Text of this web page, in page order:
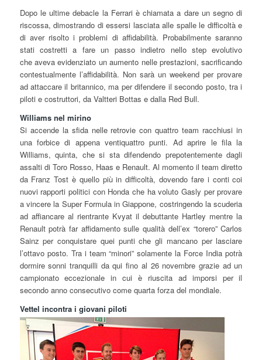
Dopo le ultime debacle la Ferrari è chiamata a dare un segno di
riscossa, dimostrando di essersi lasciata alle spalle le difficoltà e
di aver risolto i problemi di affidabilità. Probabilmente saranno
stati costretti a fare un passo indietro nello step evolutivo
che aveva evidenziato un aumento nelle prestazioni, sacrificando
contestualmente l’affidabilità. Non sarà un weekend per provare
ad attaccare il britannico, ma per difendere il secondo posto, tra i
piloti e costruttori, da Valtteri Bottas e dalla Red Bull.
Williams nel mirino
Si accende la sfida nelle retrovie con quattro team racchiusi in
una forbice di appena ventiquattro punti. Ad aprire le fila la
Williams, quinta, che si sta difendendo prepotentemente dagli
assalti di Toro Rosso, Haas e Renault. Al momento il team diretto
da Franz Tost è quello più in difficoltà, dovendo fare i conti coi
nuovi rapporti politici con Honda che ha voluto Gasly per provare
a vincere la Super Formula in Giappone, costringendo la scuderia
ad affiancare al rientrante Kvyat il debuttante Hartley mentre la
Renault potrà far affidamento sulle qualità dell’ex “torero” Carlos
Sainz per conquistare quei punti che gli mancano per lasciare
l’ottavo posto. Tra i team “minori” solamente la Force India potrà
dormire sonni tranquilli da qui fino al 26 novembre grazie ad un
campionato eccezionale in cui è riuscita ad imporsi per il
secondo anno consecutivo come quarta forza del mondiale.
Vettel incontra i giovani piloti